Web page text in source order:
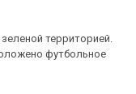
территорией.
футбольное